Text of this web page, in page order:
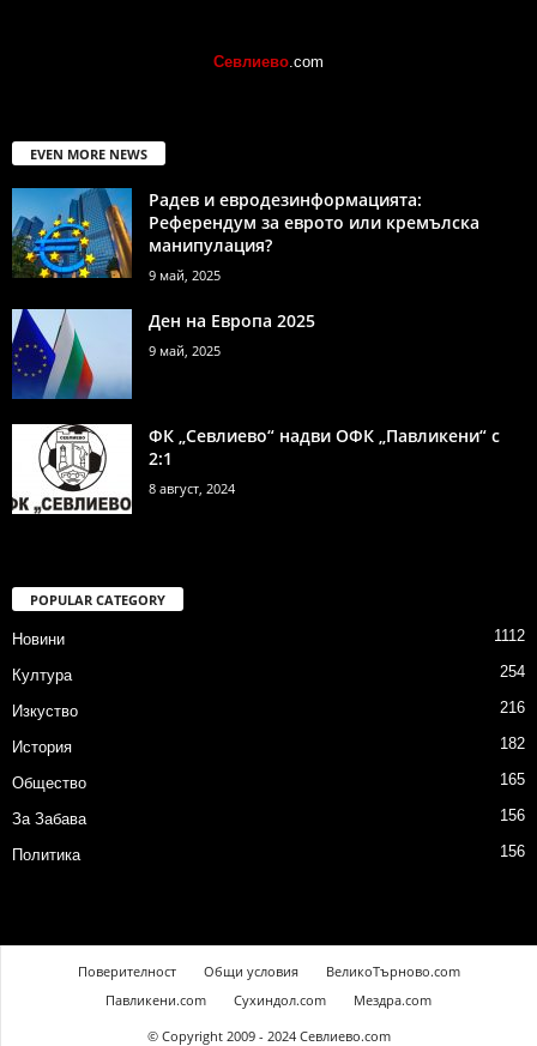
Севлиево .com
EVEN MORE NEWS
Радев и евродезинформацията:
Референдум за еврото или кремълска
манипулация?
9 май, 2025
Ден на Европа 2025
9 май, 2025
ФК „Севлиево“ надви ОФК „Павликени“ с
2:1
8 август, 2024
POPULAR CATEGORY
Новини 1112
Култура 254
Изкуство 216
История 182
Общество 165
За Забава 156
Политика 156
Поверителност Общи условия
ВеликоТърново.com
Павликени.com
Сухиндол.com
Мездра.com
© Copyright 2009 - 2024 Севлиево.com